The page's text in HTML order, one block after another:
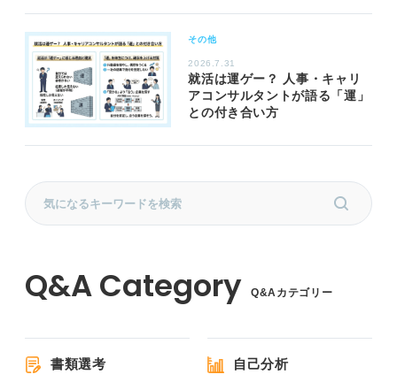
その他
2026.7.31
就活は運ゲー？ 人事・キャリ
アコンサルタントが語る「運」
との付き合い方
Q&Aカテゴリー
書類選考 自己分析